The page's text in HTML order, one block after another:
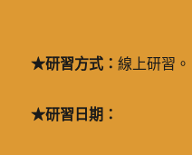
★研習方式：線上研習。
★研習日期：